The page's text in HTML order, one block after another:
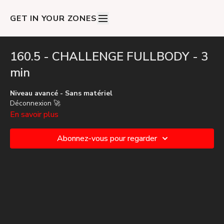
GET IN YOUR ZONES
160.5 - CHALLENGE FULLBODY - 3
min
Niveau avancé - Sans matériel
Déconnexion 🚀
En savoir plus
Abonnez-vous pour regarder